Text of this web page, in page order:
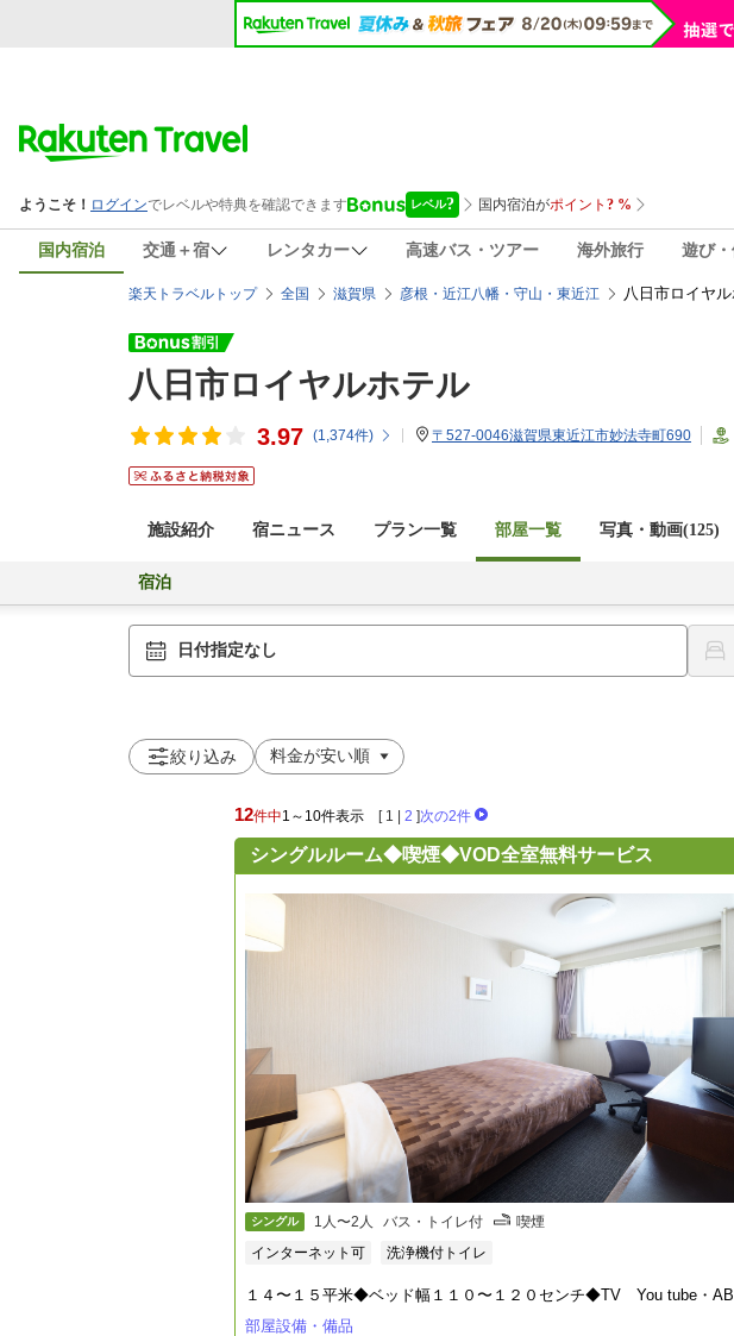
国内宿泊 交通＋宿 レンタカー 高速バス・ツアー 海外旅行 遊び
楽天トラベルトップ 全国 滋賀県 彦根・近江八幡・守山・東近江 八日市ロイヤ
八日市ロイヤルホテル
3.97 (1,374件) 〒527-0046滋賀県東近江市妙法寺町690
施設紹介 宿ニュース プラン一覧 部屋一覧 写真・動画(125)
宿泊
日付指定なし
絞り込み
12件中1～10件表示 [ 1 2 ]次の2件
シングルルーム◆喫煙◆VOD全室無料サービス
シングル 1人〜2人 バス・トイレ付
喫煙
インターネット可
洗浄機付トイレ
１４〜１５平米◆ベッド幅１１０〜１２０センチ◆TV You tube・
部屋設備・備品